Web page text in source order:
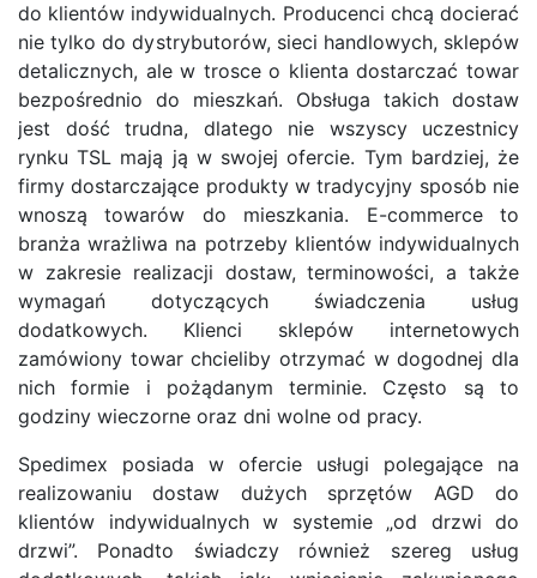
do klientów indywidualnych. Producenci chcą docierać
nie tylko do dystrybutorów, sieci handlowych, sklepów
detalicznych, ale w trosce o klienta dostarczać towar
bezpośrednio do mieszkań. Obsługa takich dostaw
jest dość trudna, dlatego nie wszyscy uczestnicy
rynku TSL mają ją w swojej ofercie. Tym bardziej, że
firmy dostarczające produkty w tradycyjny sposób nie
wnoszą towarów do mieszkania. E-commerce to
branża wrażliwa na potrzeby klientów indywidualnych
w zakresie realizacji dostaw, terminowości, a także
wymagań dotyczących świadczenia usług
dodatkowych. Klienci sklepów internetowych
zamówiony towar chcieliby otrzymać w dogodnej dla
nich formie i pożądanym terminie. Często są to
godziny wieczorne oraz dni wolne od pracy.
Spedimex posiada w ofercie usługi polegające na
realizowaniu dostaw dużych sprzętów AGD do
klientów indywidualnych w systemie „od drzwi do
drzwi”. Ponadto świadczy również szereg usług